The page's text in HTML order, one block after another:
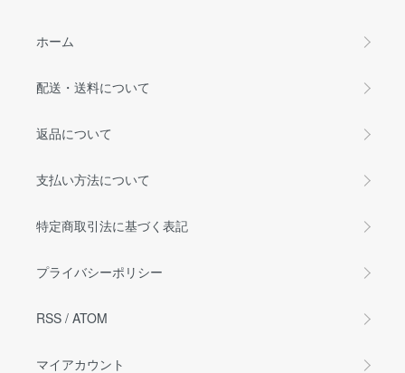
ホーム
配送・送料について
返品について
支払い方法について
特定商取引法に基づく表記
プライバシーポリシー
RSS / ATOM
マイアカウント